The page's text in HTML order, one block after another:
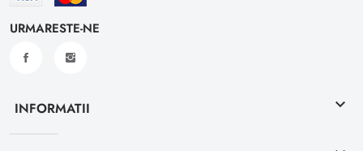
URMARESTE-NE
INFORMATII keyboard_arrow_down